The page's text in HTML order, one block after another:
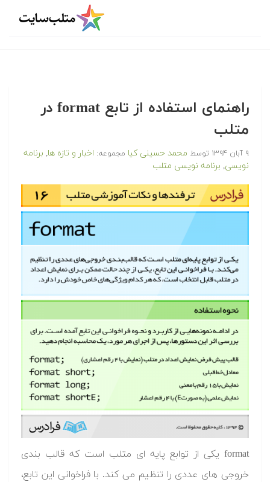
راهنمای استفاده از تابع format در
متلب
۹ آبان ۱۳۹۴ توسط محمد حسینی کیا مجموعه: اخبار و تازه ها, برنامه
نویسی, برنامه نویسی متلب
format یکی از توابع پایه ای متلب است که قالب بندی
خروجی های عددی را تنظیم می کند. با فراخوانی این تابع،